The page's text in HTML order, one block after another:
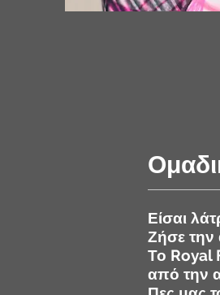
Είσαι
Ζήσε την
Το Royal
από την